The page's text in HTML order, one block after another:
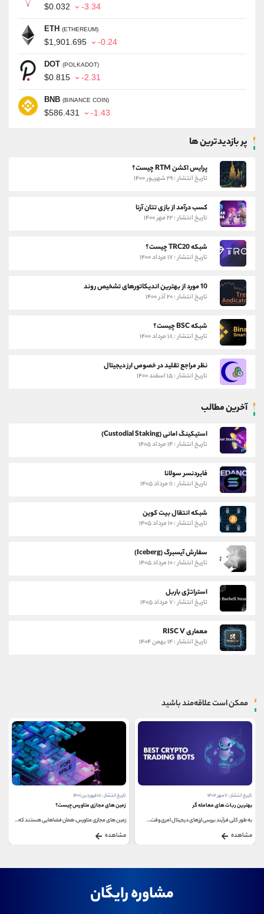
$0.032 -3.34
ETH (ETHEREUM)
$1,901.695 -0.24
DOT (POLKADOT)
$0.815 -2.31
BNB (BINANCE COIN)
$586.431 -1.43
پر بازدیدترین ها
پرایس اکشن RTM چیست؟
تاریخ انتشار : ۲۹ شهریور ۱۴۰۰
کسب درآمد از بازی تتان آرنا
تاریخ انتشار : ۲۲ مهر ۱۴۰۰
شبکه TRC20 چیست؟
تاریخ انتشار : ۱۷ مرداد ۱۴۰۰
10 مورد از بهترین اندیکاتورهای تشخیص روند
تاریخ انتشار : ۲۰ آذر ۱۴۰۰
شبکه BSC چیست؟
تاریخ انتشار : ۱۸ مرداد ۱۴۰۰
نظر مراجع تقلید در خصوص ارز دیجیتال
تاریخ انتشار : ۱۵ اسفند ۱۴۰۰
آخرین مطالب
استیکینگ امانی (Custodial Staking)
تاریخ انتشار : ۱۴ مرداد ۱۴۰۵
فایردنسر سولانا
تاریخ انتشار : ۱۱ مرداد ۱۴۰۵
شبکه انتقال بیت کوین
تاریخ انتشار : ۱۰ مرداد ۱۴۰۵
سفارش آیسبرگ (Iceberg)
تاریخ انتشار : ۱۰ مرداد ۱۴۰۵
استراتژی باربل
تاریخ انتشار : ۷ مرداد ۱۴۰۵
معماری RISC V
تاریخ انتشار : ۱۴ بهمن ۱۴۰۴
ممکن است علاقه‌مند باشید
تاریخ انتشار : ۷ مهر ۱۴۰۲
بهترین ربات های معامله گر
به طور کلی فرآیند بررسی ارزهای دیجیتال امری وقت...
مشاهده
تاریخ انتشار : ۱۸ فروردین ۱۴۰۱
زمین های مجازی متاورس چیست؟
زمین های مجازی متاورس، همان فضاهایی هستند که...
مشاهده
مشاوره رایگان